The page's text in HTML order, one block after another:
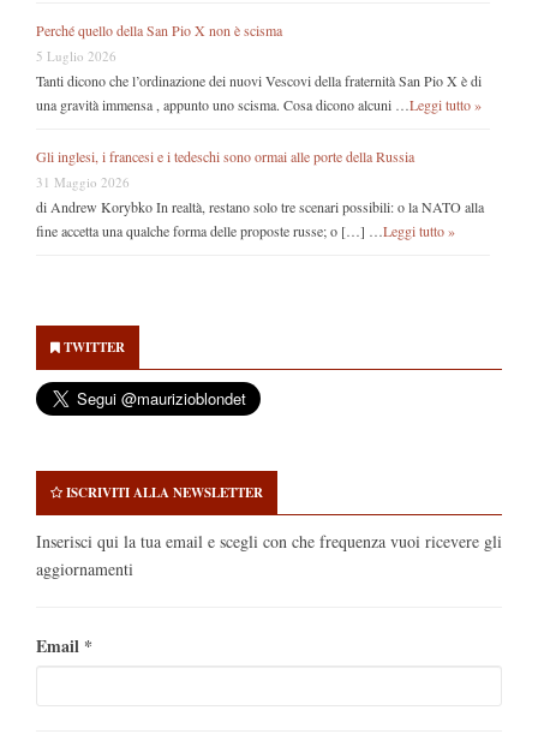
Perché quello della San Pio X non è scisma
5 Luglio 2026
Tanti dicono che l’ordinazione dei nuovi Vescovi della fraternità San Pio X è di
una gravità immensa , appunto uno scisma. Cosa dicono alcuni … Leggi tutto »
Gli inglesi, i francesi e i tedeschi sono ormai alle porte della Russia
31 Maggio 2026
di Andrew Korybko In realtà, restano solo tre scenari possibili: o la NATO alla
fine accetta una qualche forma delle proposte russe; o […] … Leggi tutto »
Sidebar
TWITTER
ISCRIVITI ALLA NEWSLETTER
Inserisci qui la tua email e scegli con che frequenza vuoi ricevere gli
aggiornamenti
Email *